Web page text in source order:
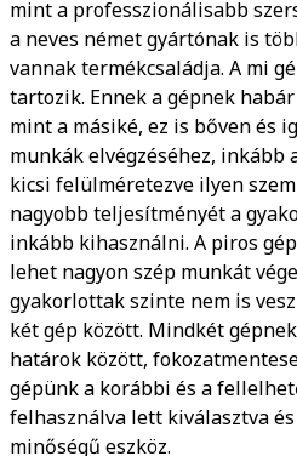
mint a professzionálisabb
a neves német gyártónak is
vannak termékcsaládja. A mi
tartozik. Ennek a gépnek
mint a másiké, ez is bőven és
munkák elvégzéséhez, inkább
kicsi felülméretezve ilyen
nagyobb teljesítményét a
inkább kihasználni. A piros
lehet nagyon szép munkát
gyakorlottak szinte nem is
két gép között. Mindkét
határok között,
gépünk a korábbi és a
felhasználva lett kiválasztva
minőségű eszköz.